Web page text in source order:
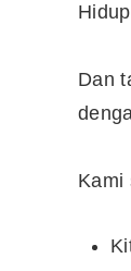
Dan
Kami